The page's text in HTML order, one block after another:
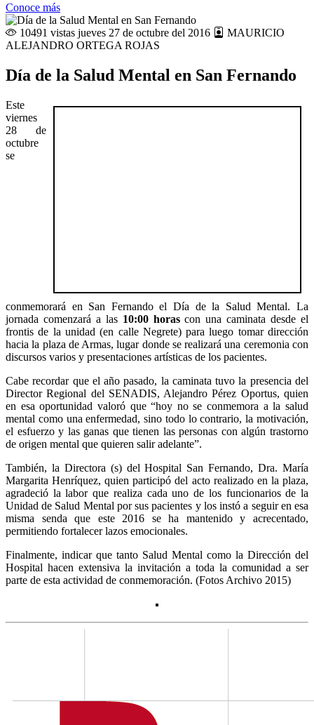
Conoce más
10491 vistas jueves 27 de octubre del 2016
MAURICIO
ALEJANDRO ORTEGA ROJAS
Día de la Salud Mental en San Fernando
Este
viernes
28 de
octubre
se
conmemorará en San Fernando el Día de la Salud Mental. La
jornada comenzará a las 10:00 horascon una caminata desde el
frontis de la unidad (en calle Negrete) para luego tomar dirección
hacia la plaza de Armas, lugar donde se realizará una ceremonia con
discursos varios y presentaciones artísticas de los pacientes.
Cabe recordar que el año pasado, la caminata tuvo la presencia del
Director Regional del SENADIS, Alejandro Pérez Oportus, quien
en esa oportunidad valoró que “hoy no se conmemora a la salud
mental como una enfermedad, sino todo lo contrario, la motivación,
el esfuerzo y las ganas que tienen las personas con algún trastorno
de origen mental que quieren salir adelante”.
También, la Directora (s) del Hospital San Fernando, Dra. María
Margarita Henríquez, quien participó del acto realizado en la plaza,
agradeció la labor que realiza cada uno de los funcionarios de la
Unidad de Salud Mental por sus pacientes y los instó a seguir en esa
misma senda que este 2016 se ha mantenido y acrecentado,
permitiendo fortalecer lazos emocionales.
Finalmente, indicar que tanto Salud Mental como la Dirección del
Hospital hacen extensiva la invitación a toda la comunidad a ser
parte de esta actividad de conmemoración. (Fotos Archivo 2015)